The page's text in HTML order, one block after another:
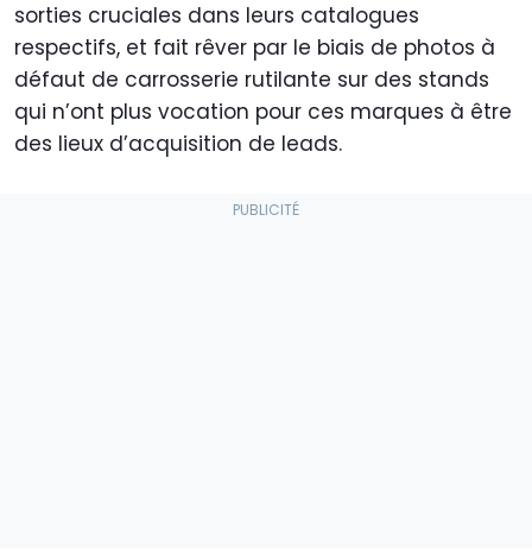
sorties cruciales dans leurs catalogues
respectifs, et fait rêver par le biais de photos à
défaut de carrosserie rutilante sur des stands
qui n’ont plus vocation pour ces marques à être
des lieux d’acquisition de leads.